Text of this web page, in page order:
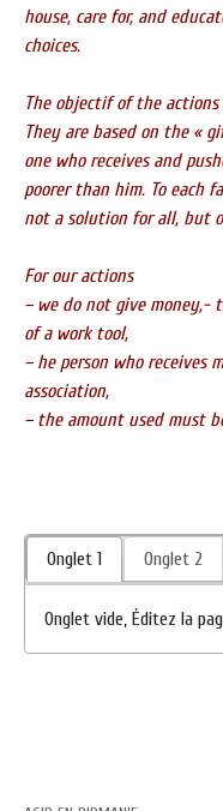
house, care for, and
choices.
The objectif of the
They are based on the «
one who receives and
poorer than him. To each
not a solution for all, but
For our actions
– we do not give money,-
of a work tool,
– he person who
association,
– the amount used must
Onglet 1 Onglet 2
Onglet vide, Éditez la